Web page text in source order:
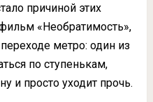
причиной этих
«Необратимость»,
метро: один из
по ступенькам,
и просто уходит прочь.